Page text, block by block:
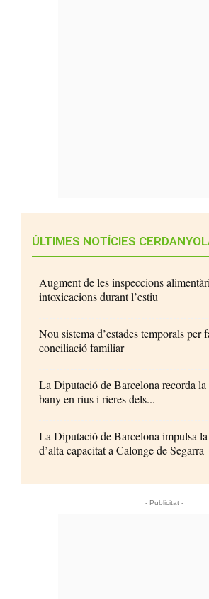
ÚLTIMES NOTÍCIES
Augment de les inspeccions
intoxicacions durant l’estiu
Nou sistema d’estades temporals per
conciliació familiar
La Diputació de Barcelona recorda
bany en rius i rieres dels...
La Diputació de Barcelona impulsa
d’alta capacitat a Calonge de Segarra
- Publicitat -